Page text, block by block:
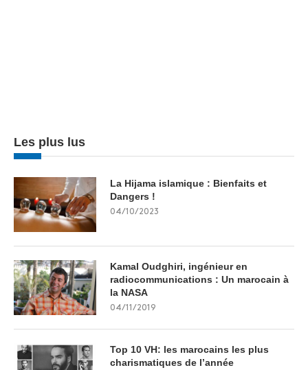
Les plus lus
La Hijama islamique : Bienfaits et
Dangers !
04/10/2023
Kamal Oudghiri, ingénieur en
radiocommunications : Un marocain à
la NASA
04/11/2019
Top 10 VH: les marocains les plus
charismatiques de l’année